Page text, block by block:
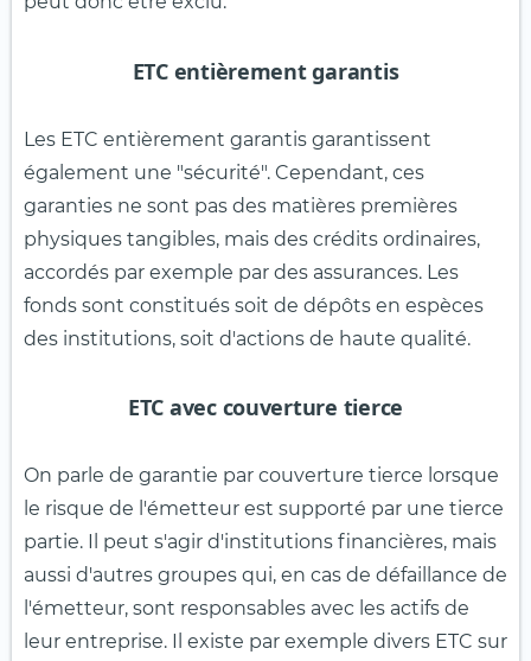
ETC entièrement garantis
Les ETC entièrement garantis garantissent
également une "sécurité". Cependant, ces
garanties ne sont pas des matières premières
physiques tangibles, mais des crédits ordinaires,
accordés par exemple par des assurances. Les
fonds sont constitués soit de dépôts en espèces
des institutions, soit d'actions de haute qualité.
ETC avec couverture tierce
On parle de garantie par couverture tierce lorsque
le risque de l'émetteur est supporté par une tierce
partie. Il peut s'agir d'institutions financières, mais
aussi d'autres groupes qui, en cas de défaillance de
l'émetteur, sont responsables avec les actifs de
leur entreprise. Il existe par exemple divers ETC sur